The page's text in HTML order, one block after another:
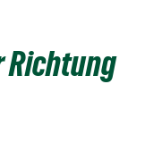
Richtung